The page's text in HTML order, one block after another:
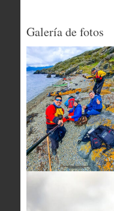
Galería de fotos